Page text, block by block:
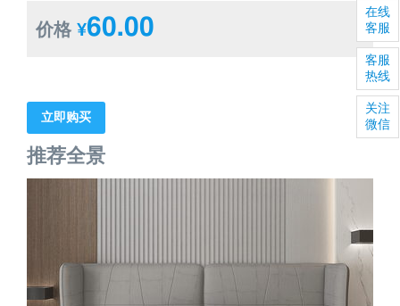
价格 ¥60.00
立即购买
推荐全景
在线
客服
客服
热线
关注
微信